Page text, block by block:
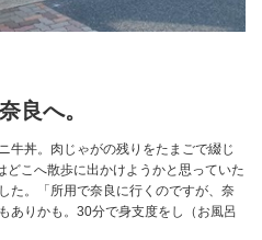
良へ。
牛丼。肉じゃがの残りをたまごで綴じ
こへ散歩に出かけようかと思っていた
た。「所用で奈良に行くのですが、奈
ありかも。30分で身支度をし（お風呂